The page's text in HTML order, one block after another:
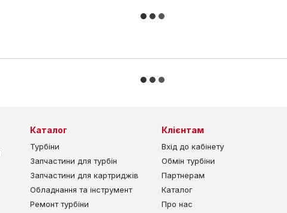
Каталог
Турбіни
Запчастини для турбін
Запчастини для картриджів
Обладнання та інструмент
Ремонт турбіни
Клієнтам
Вхід до кабінету
Обмін турбіни
Партнерам
Каталог
Про нас